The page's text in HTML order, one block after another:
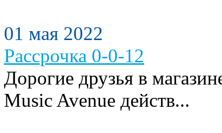
01 мая 2022
Рассрочка 0-0-12
Дорогие друзья в
Music Avenue действ...